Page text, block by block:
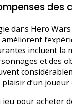
des
dans Hero
incluent la
et des
d’un joueur
jeu pour acheter